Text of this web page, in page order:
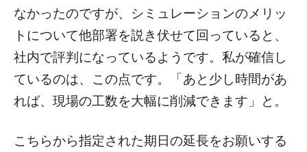
なかったのですが、シミュレーションのメリッ
トについて他部署を説き伏せて回っていると、
社内で評判になっているようです。私が確信し
ているのは、この点です。「あと少し時間があ
れば、現場の工数を大幅に削減できます」と。
こちらから指定された期日の延長をお願いする